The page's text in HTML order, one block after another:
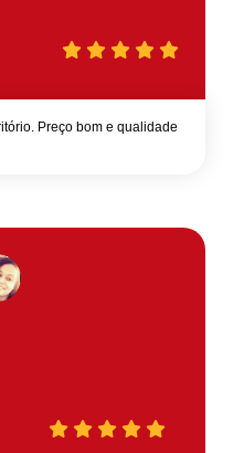
Preço bom e qualidade